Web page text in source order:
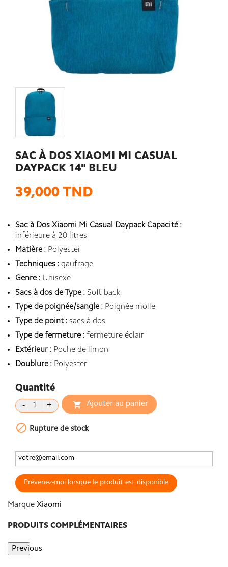
SAC À DOS XIAOMI MI CASUAL
DAYPACK 14" BLEU
39,000 TND
Sac à Dos Xiaomi Mi Casual Daypack Capacité :
inférieure à 20 litres
Matière : Polyester
Techniques : gaufrage
Genre : Unisexe
Sacs à dos de Type : Soft back
Type de poignée/sangle : Poignée molle
Type de point : sacs à dos
Type de fermeture : fermeture éclair
Extérieur : Poche de limon
Doublure : Polyester
Quantité
 Ajouter au panier
 Rupture de stock
Prévenez-moi lorsque le produit est disponible
Marque Xiaomi
PRODUITS COMPLÉMENTAIRES
Previous